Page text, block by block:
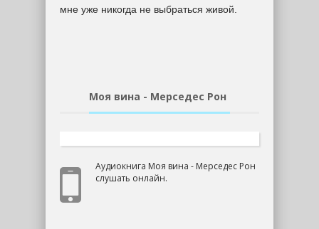
мне уже никогда не выбраться живой.
Моя вина - Мерседес Рон
Аудиокнига Моя вина - Мерседес Рон
слушать онлайн.